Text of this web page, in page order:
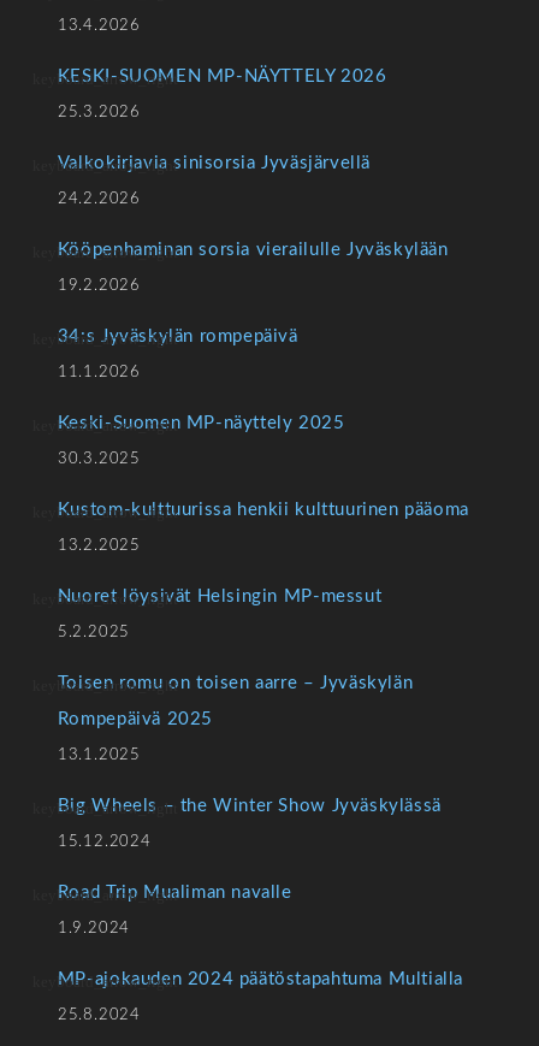
13.4.2026
KESKI-SUOMEN MP-NÄYTTELY 2026
25.3.2026
Valkokirjavia sinisorsia Jyväsjärvellä
24.2.2026
Kööpenhaminan sorsia vierailulle Jyväskylään
19.2.2026
34:s Jyväskylän rompepäivä
11.1.2026
Keski-Suomen MP-näyttely 2025
30.3.2025
Kustom-kulttuurissa henkii kulttuurinen pääoma
13.2.2025
Nuoret löysivät Helsingin MP-messut
5.2.2025
Toisen romu on toisen aarre – Jyväskylän
Rompepäivä 2025
13.1.2025
Big Wheels – the Winter Show Jyväskylässä
15.12.2024
Road Trip Mualiman navalle
1.9.2024
MP-ajokauden 2024 päätöstapahtuma Multialla
25.8.2024